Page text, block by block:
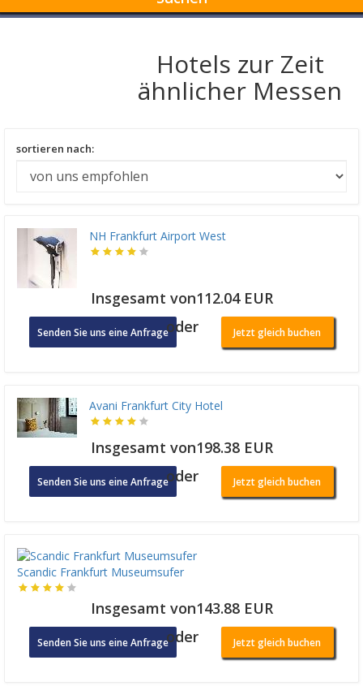
Hotels zur Zeit
ähnlicher Messen
sortieren nach:
NH Frankfurt Airport West
Insgesamt von112.04 EUR
Senden Sie uns eine Anfrageoder Jetzt gleich buchen
Avani Frankfurt City Hotel
Insgesamt von198.38 EUR
Senden Sie uns eine Anfrageoder Jetzt gleich buchen
Scandic Frankfurt Museumsufer
Insgesamt von143.88 EUR
Senden Sie uns eine Anfrageoder Jetzt gleich buchen